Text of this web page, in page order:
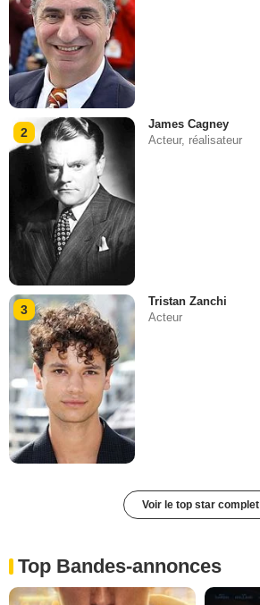
2
James Cagney
Acteur, réalisateur
3
Tristan Zanchi
Acteur
Voir le top star complet
Top Bandes-annonces